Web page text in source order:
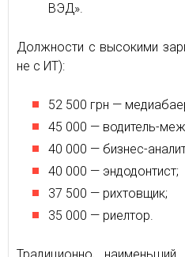
ВЭД».
Должности с высокими
не с ИТ):
52 500 грн —
45 000 — водитель-
40 000 — бизнес-
40 000 — эндодонтист;
37 500 — рихтовщик;
35 000 — риелтор.